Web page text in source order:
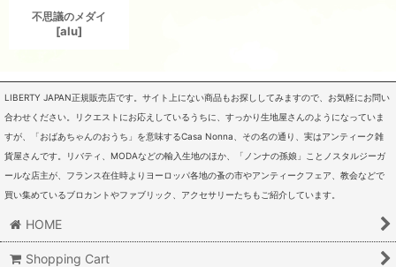
不思議のメダイ
[alu]
LIBERTY JAPAN正規販売店です。サイト上にない商品もお探ししてみますので、お気軽にお問い
合わせください。リクエストにお応えしているうちに、すっかり生地屋さんのようになっていま
すが、「おばあちゃんのおうち」を意味するCasa Nonna、その名の通り、実はアンティーク雑
貨屋さんです。リバティ、MODAなどの輸入生地のほか、「ノンナの孫娘」ことノスタルジーガ
ールな店主が、フランス在住時よりヨーロッパ各地の蚤の市やアンティークフェア、教会などで
買い集めているブロカントやファブリック、アクセサリーたちもご紹介しています。
HOME
Shopping Cart